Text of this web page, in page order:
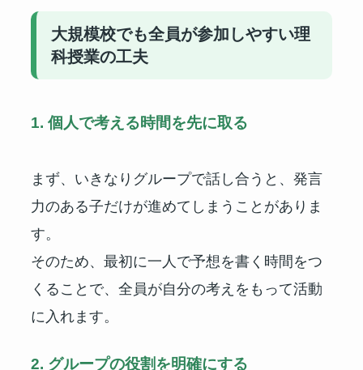
大規模校でも全員が参加しやすい理
科授業の工夫
1. 個人で考える時間を先に取る
まず、いきなりグループで話し合うと、発言
力のある子だけが進めてしまうことがありま
す。
そのため、最初に一人で予想を書く時間をつ
くることで、全員が自分の考えをもって活動
に入れます。
2. グループの役割を明確にする